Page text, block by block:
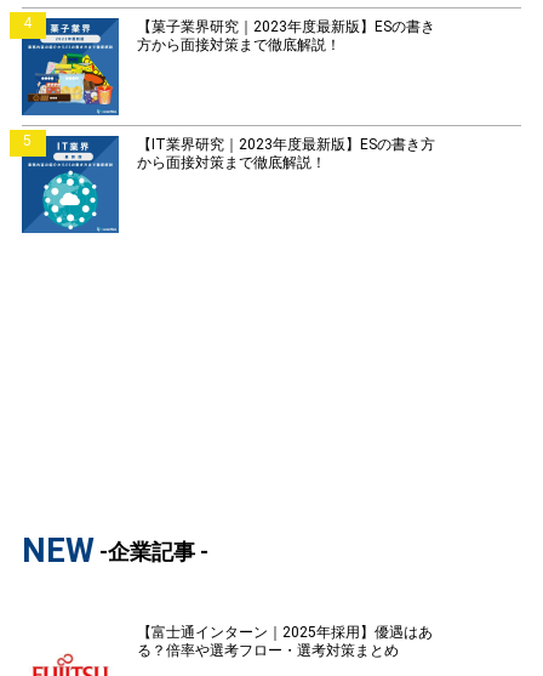
4
【菓子業界研究｜2023年度最新版】ESの書き
方から面接対策まで徹底解説！
5
【IT業界研究｜2023年度最新版】ESの書き方
から面接対策まで徹底解説！
NEW -企業記事 -
【富士通インターン｜2025年採用】優遇はあ
る？倍率や選考フロー・選考対策まとめ